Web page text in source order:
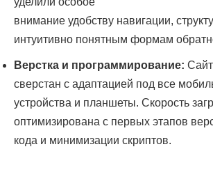
внимание удобству навигации,
интуитивно понятным формам
Верстка и программирование:
сверстан с адаптацией под все
устройства и планшеты. Скорость
оптимизирована с первых этапов
кода и минимизации скриптов.